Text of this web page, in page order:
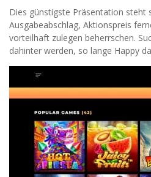
Dies günstigste Präsentation steht
Ausgabeabschlag, Aktionspreis
vorteilhaft zulegen beherrschen.
dahinter werden, so lange Happy